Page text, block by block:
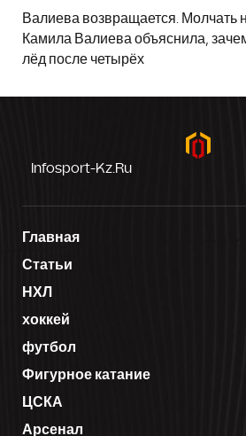
Валиева возвращается. Молчать
Камила Валиева объяснила,
лёд после четырёх
Infosport-Kz.ru
Главная
Статьи
НХЛ
хоккей
футбол
Фигурное катание
ЦСКА
Арсенал